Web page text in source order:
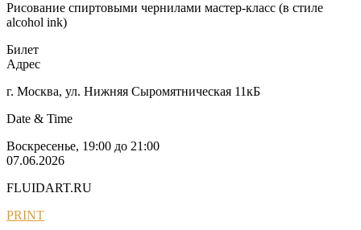
Рисование спиртовыми чернилами мастер-класс (в стиле
alcohol ink)
Билет
Адрес
г. Москва, ул. Нижняя Сыромятническая 11кБ
Date & Time
Воскресенье, 19:00 до 21:00
07.06.2026
FLUIDART.RU
PRINT